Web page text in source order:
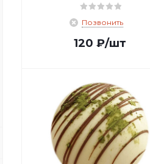
Позвонить
120 ₽/шт